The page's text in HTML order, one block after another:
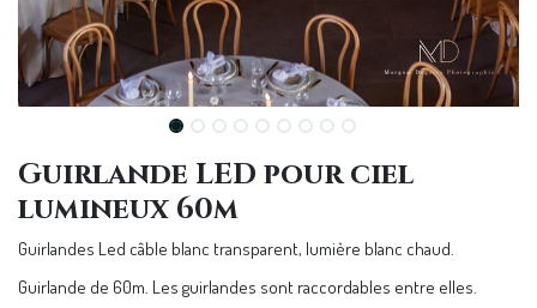
Guirlande LED pour ciel
lumineux 60m
Guirlandes Led câble blanc transparent, lumière blanc chaud.
Guirlande de 60m. Les guirlandes sont raccordables entre elles.